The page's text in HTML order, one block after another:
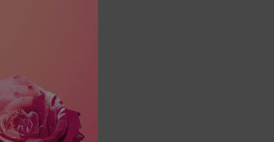
LAN كريم أبسولو ريش-60 مل 60 مل